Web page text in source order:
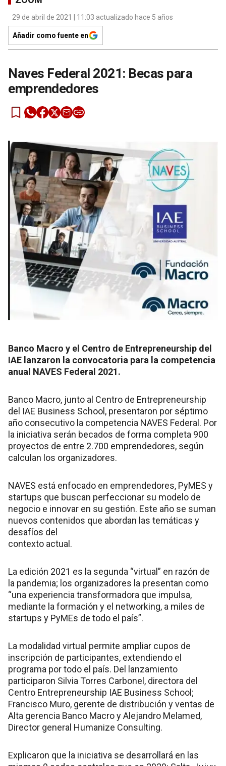
29 de abril de 2021 | 11:03 actualizado hace 5 años
Añadir como fuente en
Naves Federal 2021: Becas para
emprendedores
Banco Macro y el Centro de Entrepreneurship del
IAE lanzaron la convocatoria para la competencia
anual NAVES Federal 2021.
Banco Macro, junto al Centro de Entrepreneurship
del IAE Business School, presentaron por séptimo
año consecutivo la competencia NAVES Federal. Por
la iniciativa serán becados de forma completa 900
proyectos de entre 2.700 emprendedores, según
calculan los organizadores.
NAVES está enfocado en emprendedores, PyMES y
startups que buscan perfeccionar su modelo de
negocio e innovar en su gestión. Este año se suman
nuevos contenidos que abordan las temáticas y
desafíos del
contexto actual.
La edición 2021 es la segunda “virtual” en razón de
la pandemia; los organizadores la presentan como
“una experiencia transformadora que impulsa,
mediante la formación y el networking, a miles de
startups y PyMEs de todo el país”.
La modalidad virtual permite ampliar cupos de
inscripción de participantes, extendiendo el
programa por todo el país. Del lanzamiento
participaron Silvia Torres Carbonel, directora del
Centro Entrepreneurship IAE Business School;
Francisco Muro, gerente de distribución y ventas de
Alta gerencia Banco Macro y Alejandro Melamed,
Director general Humanize Consulting.
Explicaron que la iniciativa se desarrollará en las